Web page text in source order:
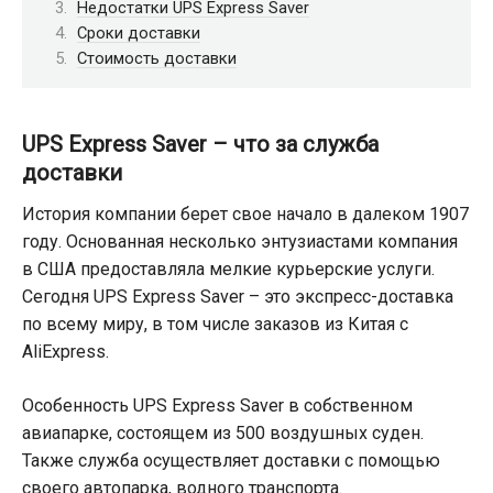
Недостатки UPS Express Saver
Сроки доставки
Стоимость доставки
UPS Express Saver – что за служба
доставки
История компании берет свое начало в далеком 1907
году. Основанная несколько энтузиастами компания
в США предоставляла мелкие курьерские услуги.
Сегодня UPS Express Saver – это экспресс-доставка
по всему миру, в том числе заказов из Китая с
AliExpress.
Особенность UPS Express Saver в собственном
авиапарке, состоящем из 500 воздушных суден.
Также служба осуществляет доставки с помощью
своего автопарка, водного транспорта.